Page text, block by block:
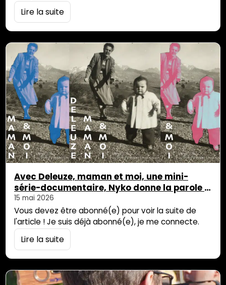
dysfonctionnements de l’ANEF qui privent de
nombreux étrangers de leurs droits. Mais à Mayotte,
contrôles, des expulsions et des opérations de «
décasage ». Le Conseil […]
Lire la suite
Avec Deleuze, maman et moi, une mini-
série-documentaire, Nyko donne la parole à
sa mère
15 mai 2026
Vous devez être abonné(e) pour voir la suite de
l'article ! Je suis déjà abonné(e), je me connecte.
Lire la suite